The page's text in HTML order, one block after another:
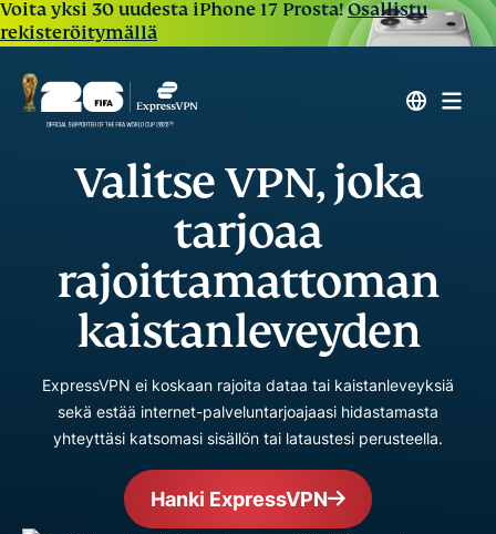
Voita yksi 30 uudesta iPhone 17 Prosta!Osallistu
rekisteröitymällä
Valitse VPN, joka
tarjoaa
rajoittamattoman
kaistanleveyden
ExpressVPN ei koskaan rajoita dataa tai kaistanleveyksiä
sekä estää internet-palveluntarjoajaasi hidastamasta
yhteyttäsi katsomasi sisällön tai lataustesi perusteella.
Hanki ExpressVPN